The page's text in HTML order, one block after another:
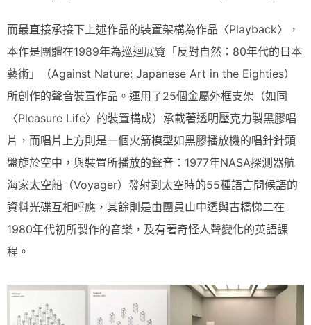
而最直接承接下上述作品的裝置架構為作品〈Playback〉，
本作是團體在1989年為巡迴展覽「反對自然：80年代的日本
藝術」（Against Nature: Japanese Art in the Eighties）
所創作的聲音裝置作品。運用了25個金屬外框支架（如同
〈Pleasure Life〉的裝置構成）承載著透明壓克力製黑膠唱
片，而唱片上方則是一個火箭模型如黑膠播放機的唱針針頭
盤旋於空中，與裝置所播放的聲音：1977年NASA探測器航
海家太空船（Voyager）發射到太空時的55種語言問候語的
資料光碟互相呼應，其餘則是由團員山中透與古橋悌二在
1980年代初所製作的音樂，及有著奇怪人聲變化的英語課
程。